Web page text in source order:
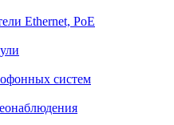
Ethernet, PoE
систем